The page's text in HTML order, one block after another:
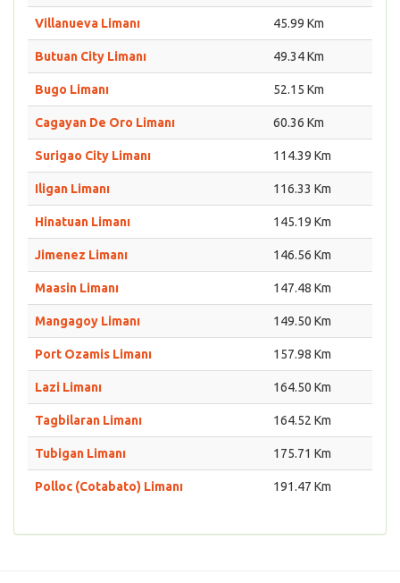
Villanueva Limanı 45.99 Km
Butuan City Limanı 49.34 Km
Bugo Limanı 52.15 Km
Cagayan De Oro Limanı 60.36 Km
Surigao City Limanı 114.39 Km
Iligan Limanı 116.33 Km
Hinatuan Limanı 145.19 Km
Jimenez Limanı 146.56 Km
Maasin Limanı 147.48 Km
Mangagoy Limanı 149.50 Km
Port Ozamis Limanı 157.98 Km
Lazi Limanı 164.50 Km
Tagbilaran Limanı 164.52 Km
Tubigan Limanı 175.71 Km
Polloc (Cotabato) Limanı 191.47 Km